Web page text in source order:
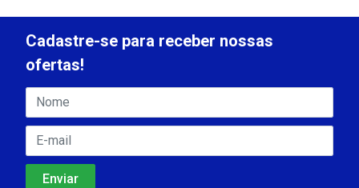
Cadastre-se para receber nossas
ofertas!